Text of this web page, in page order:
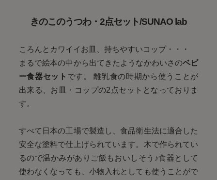
きのこのうつわ・2点セット/SUNAO lab
ころんとカワイイお皿、持ちやすいコップ・・・
まるで絵本の中から出てきたようなかわいさのベビ
ー食器セット です。 離乳食の時期から使うことが
出来る、お皿・コップの2点セットとなっておりま
す。
すべて日本の工場で製造し、食品衛生法に適合した
安全な塗料で仕上げられています。木で作られてい
るので温かみがありご飯もおいしそう♪食器として
使わなくなっても、小物入れとしても使うことがで